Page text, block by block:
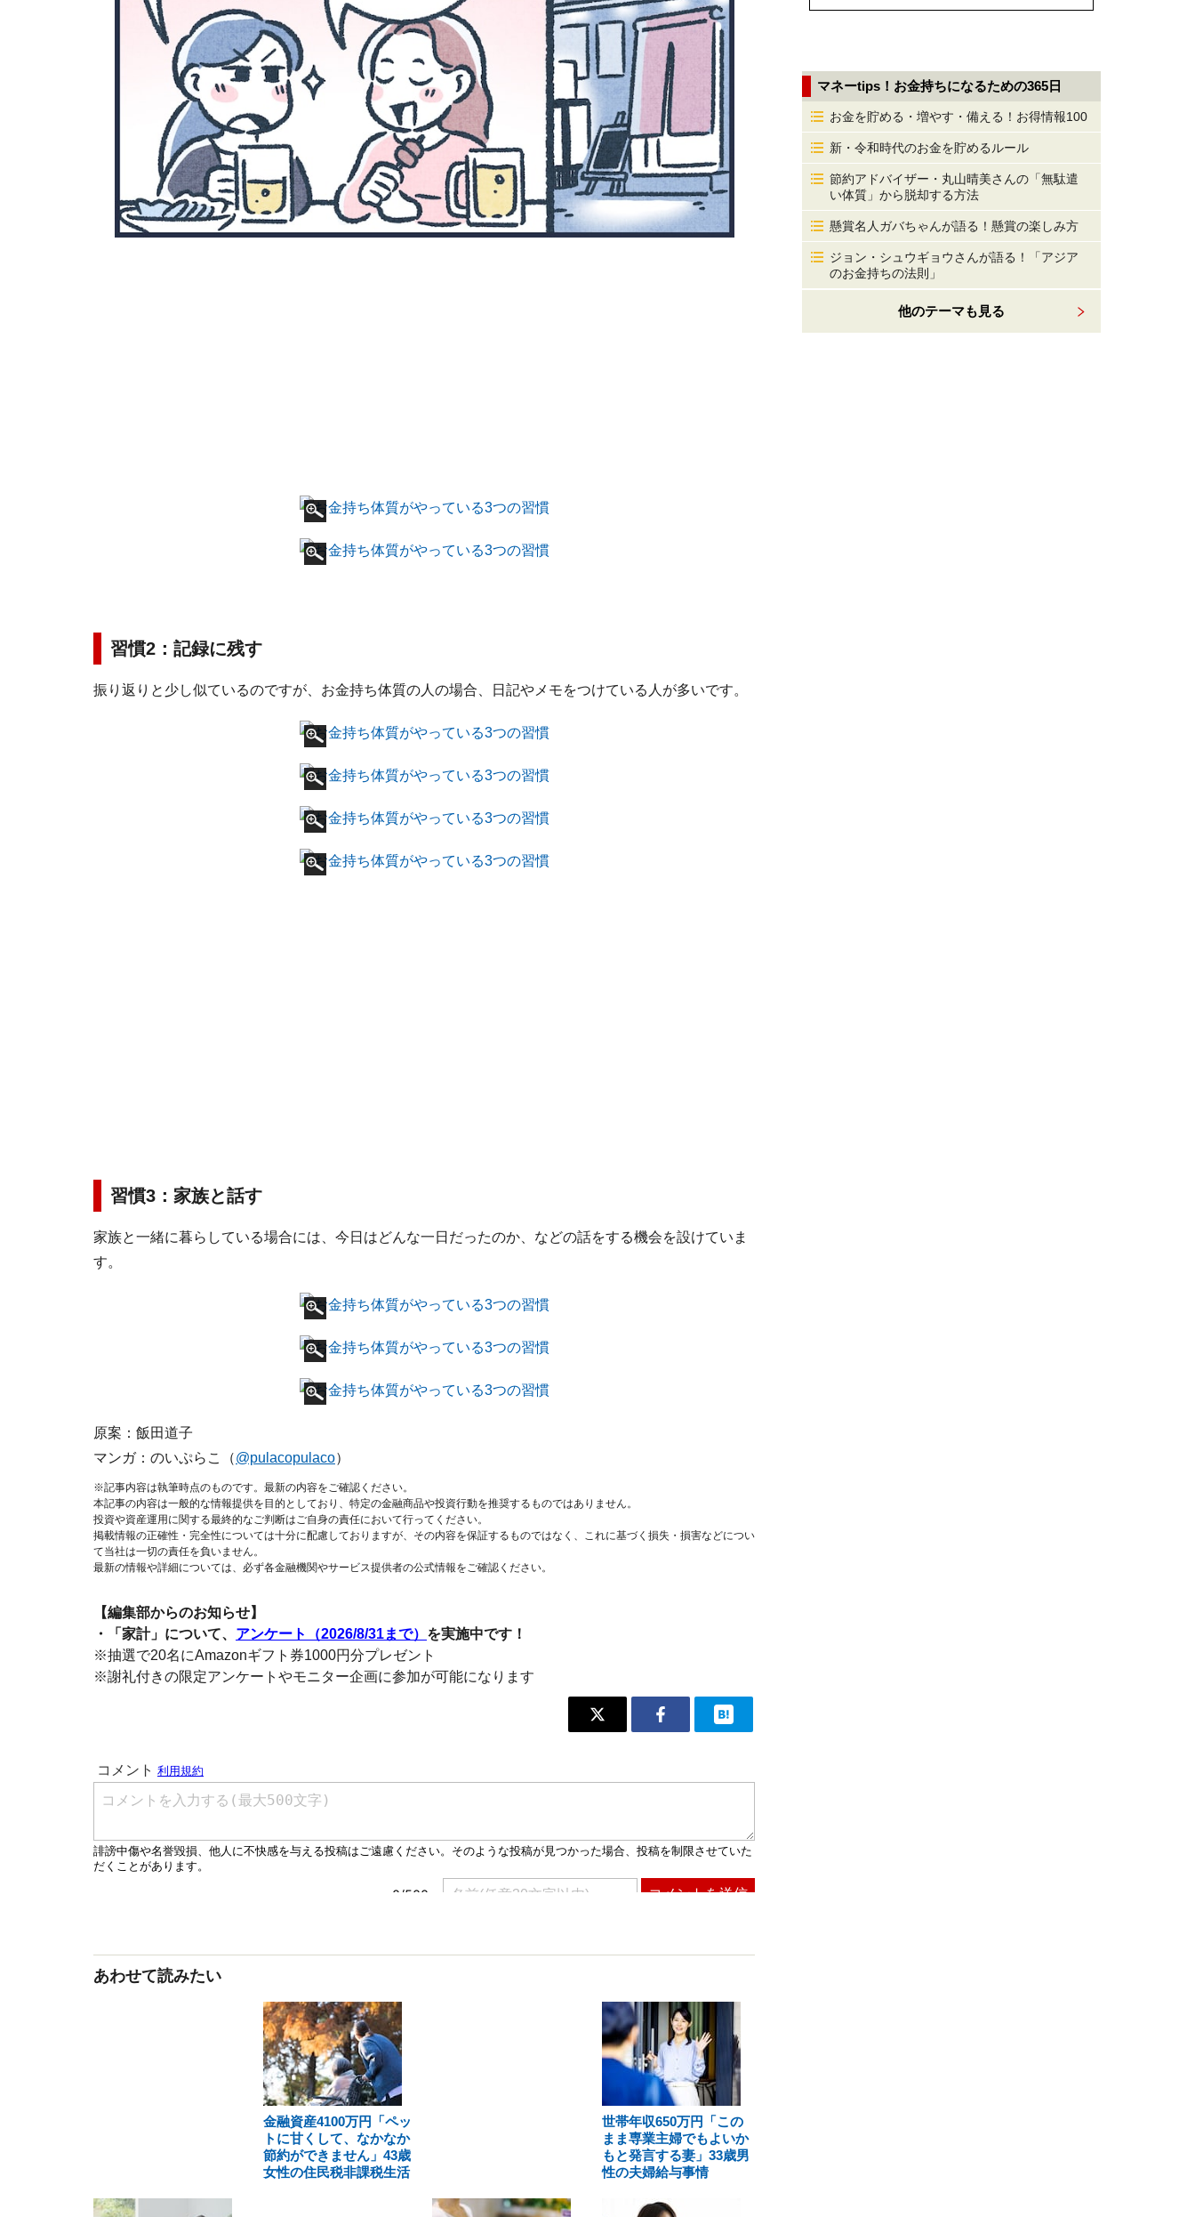
習慣2：記録に残す
振り返りと少し似ているのですが、お金持ち体質の人の場合、日記やメモをつけている人が多いです。
習慣3：家族と話す
家族と一緒に暮らしている場合には、今日はどんな一日だったのか、などの話をする機会を設けていま
す。
原案：飯田道子
マンガ：のいぷらこ（@pulacopulaco）
※記事内容は執筆時点のものです。最新の内容をご確認ください。
本記事の内容は一般的な情報提供を目的としており、特定の金融商品や投資行動を推奨するものではありません。
投資や資産運用に関する最終的なご判断はご自身の責任において行ってください。
掲載情報の正確性・完全性については十分に配慮しておりますが、その内容を保証するものではなく、これに基づく損失・損害などについ
て当社は一切の責任を負いません。
最新の情報や詳細については、必ず各金融機関やサービス提供者の公式情報をご確認ください。
【編集部からのお知らせ】
・「家計」について、 アンケート（2026/8/31まで） を実施中です！
※抽選で20名にAmazonギフト券1000円分プレゼント
※謝礼付きの限定アンケートやモニター企画に参加が可能になります
あわせて読みたい
金融資産4100万円「ペッ
トに甘くして、なかなか
節約ができません」43歳
女性の住民税非課税生活
世帯年収650万円「この
まま専業主婦でもよいか
もと発言する妻」33歳男
性の夫婦給与事情
マネーtips！お金持ちになるための365日
お金を貯める・増やす・備える！お得情報100
新・令和時代のお金を貯めるルール
節約アドバイザー・丸山晴美さんの「無駄遣
い体質」から脱却する方法
懸賞名人ガバちゃんが語る！懸賞の楽しみ方
ジョン・シュウギョウさんが語る！「アジア
のお金持ちの法則」
他のテーマも見る